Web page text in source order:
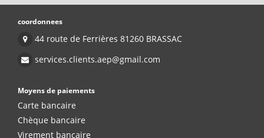
coordonnees
44 route de Ferrières 81260 BRASSAC
services.clients.aep@gmail.com
Moyens de paiements
Carte bancaire
Chèque bancaire
Virement bancaire